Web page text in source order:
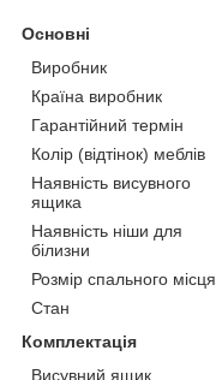
Основні
Виробник
Країна виробник
Гарантійний термін
Колір (відтінок) меблів
Наявність висувного
ящика
Наявність ніши для
білизни
Розмір спального місця
Стан
Комплектація
Висувний ящик